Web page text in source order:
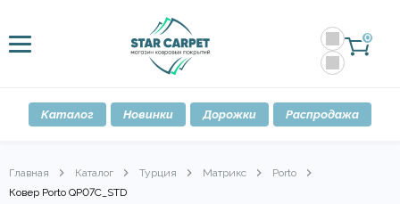
0
Каталог Новинки Дорожки Распродажа
Главная Каталог Турция Матрикс
Porto
Ковер Porto QP07C_STD